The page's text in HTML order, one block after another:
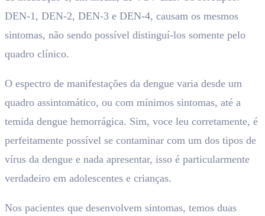
DEN-1, DEN-2, DEN-3 e DEN-4, causam os mesmos
sintomas, não sendo possível distinguí-los somente pelo
quadro clínico.
O espectro de manifestações da dengue varia desde um
quadro assintomático, ou com mínimos sintomas, até a
temida dengue hemorrágica. Sim, voce leu corretamente, é
perfeitamente possível se contaminar com um dos tipos de
vírus da dengue e nada apresentar, isso é particularmente
verdadeiro em adolescentes e crianças.
Nos pacientes que desenvolvem sintomas, temos duas